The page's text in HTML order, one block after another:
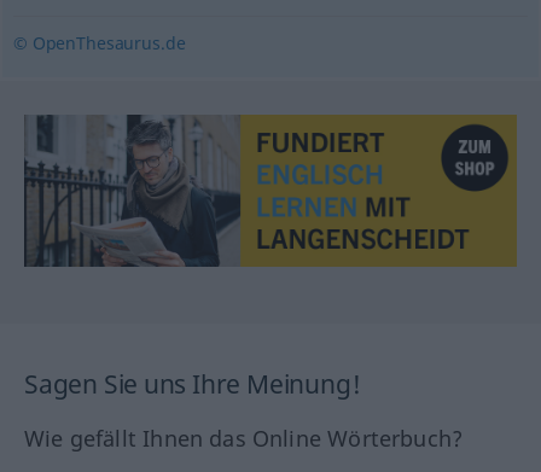
© OpenThesaurus.de
Sagen Sie uns Ihre Meinung!
Wie gefällt Ihnen das Online Wörterbuch?